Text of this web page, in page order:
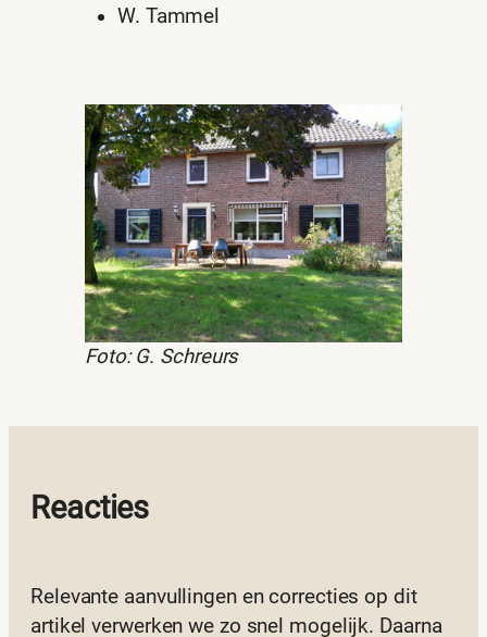
W. Tammel
Foto: G. Schreurs
Reacties
Relevante aanvullingen en correcties op dit
artikel verwerken we zo snel mogelijk. Daarna